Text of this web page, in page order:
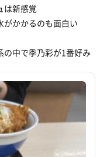
は新感覚
がかかるのも面白い
の中で季乃彩が1番好み